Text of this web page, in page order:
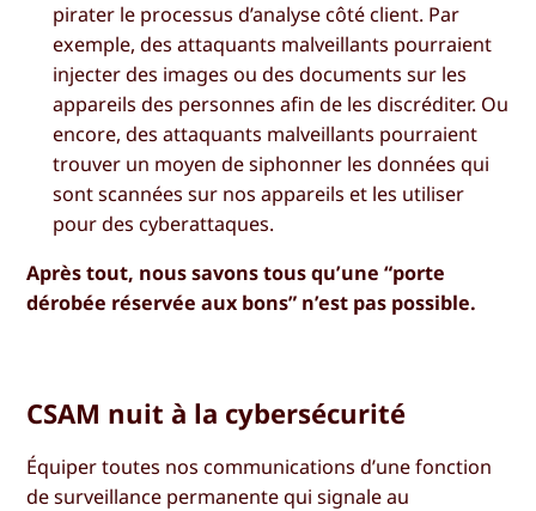
pirater le processus d’analyse côté client. Par
exemple, des attaquants malveillants pourraient
injecter des images ou des documents sur les
appareils des personnes afin de les discréditer. Ou
encore, des attaquants malveillants pourraient
trouver un moyen de siphonner les données qui
sont scannées sur nos appareils et les utiliser
pour des cyberattaques.
Après tout, nous savons tous qu’une “porte
dérobée réservée aux bons” n’est pas possible.
CSAM nuit à la cybersécurité
Équiper toutes nos communications d’une fonction
de surveillance permanente qui signale au